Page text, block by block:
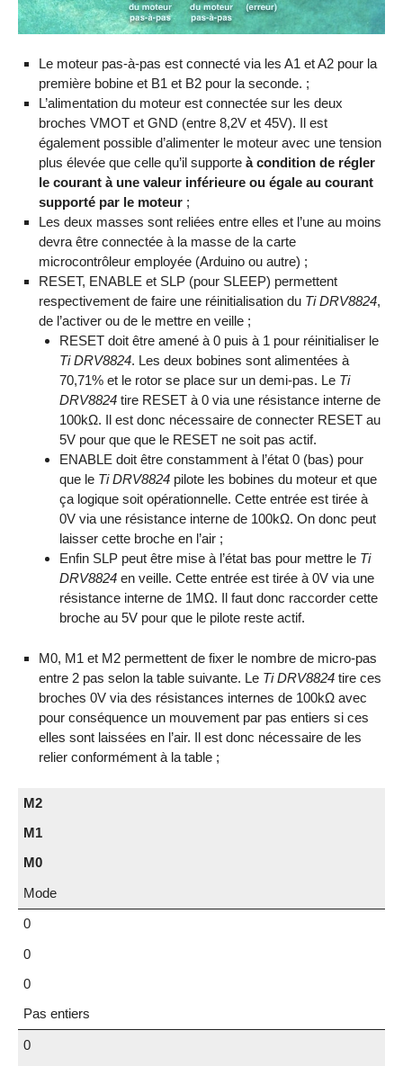
Le moteur pas-à-pas est connecté via les A1 et A2 pour la
première bobine et B1 et B2 pour la seconde. ;
L’alimentation du moteur est connectée sur les deux
broches VMOT et GND (entre 8,2V et 45V). Il est
également possible d’alimenter le moteur avec une tension
plus élevée que celle qu’il supporte à condition de régler
le courant à une valeur inférieure ou égale au courant
supporté par le moteur;
Les deux masses sont reliées entre elles et l’une au moins
devra être connectée à la masse de la carte
microcontrôleur employée (Arduino ou autre) ;
RESET, ENABLE et SLP (pour SLEEP) permettent
respectivement de faire une réinitialisation du Ti DRV8824,
de l’activer ou de le mettre en veille ;
RESET doit être amené à 0 puis à 1 pour réinitialiser le
Ti DRV8824. Les deux bobines sont alimentées à
70,71% et le rotor se place sur un demi-pas. Le Ti
DRV8824tire RESET à 0 via une résistance interne de
100kΩ. Il est donc nécessaire de connecter RESET au
5V pour que que le RESET ne soit pas actif.
ENABLE doit être constamment à l’état 0 (bas) pour
que le Ti DRV8824pilote les bobines du moteur et que
ça logique soit opérationnelle. Cette entrée est tirée à
0V via une résistance interne de 100kΩ. On donc peut
laisser cette broche en l’air ;
Enfin SLP peut être mise à l’état bas pour mettre le Ti
DRV8824en veille. Cette entrée est tirée à 0V via une
résistance interne de 1MΩ. Il faut donc raccorder cette
broche au 5V pour que le pilote reste actif.
M0, M1 et M2 permettent de fixer le nombre de micro-pas
entre 2 pas selon la table suivante. Le Ti DRV8824tire ces
broches 0V via des résistances internes de 100kΩ avec
pour conséquence un mouvement par pas entiers si ces
elles sont laissées en l’air. Il est donc nécessaire de les
relier conformément à la table ;
M2
M1
M0
Mode
0
0
0
Pas entiers
0